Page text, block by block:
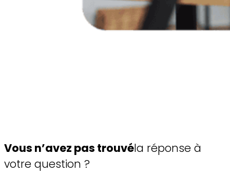
Vous n’avez pas trouvéla réponse à
votre question ?